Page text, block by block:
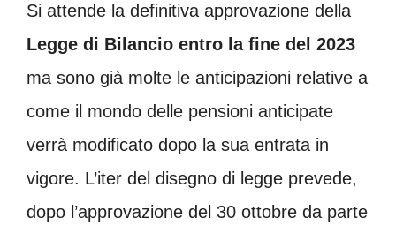
Si attende la definitiva approvazione della
Legge di Bilancio entro la fine del 2023
ma sono già molte le anticipazioni relative a
come il mondo delle pensioni anticipate
verrà modificato dopo la sua entrata in
vigore. L’iter del disegno di legge prevede,
dopo l’approvazione del 30 ottobre da parte